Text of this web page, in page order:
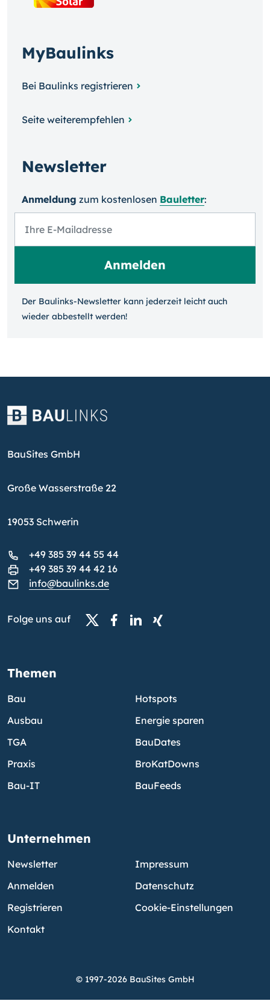
MyBaulinks
Bei Baulinks registrieren
Seite weiterempfehlen
Newsletter
Anmeldung zum kosten­losen Bauletter:
Der Baulinks-Newsletter kann jeder­zeit leicht auch
wieder ab­bestellt werden!
BauSites GmbH
Große Wasserstraße 22
19053 Schwerin
+49 385 39 44 55 44
+49 385 39 44 42 16
info@baulinks.de
Folge uns auf
Themen
Bau
Ausbau
TGA
Praxis
Bau-IT
Hotspots
Energie sparen
BauDates
BroKatDowns
BauFeeds
Unternehmen
Newsletter
Anmelden
Registrieren
Kontakt
Impressum
Datenschutz
Cookie-Einstellungen
© 1997-2026 BauSites GmbH